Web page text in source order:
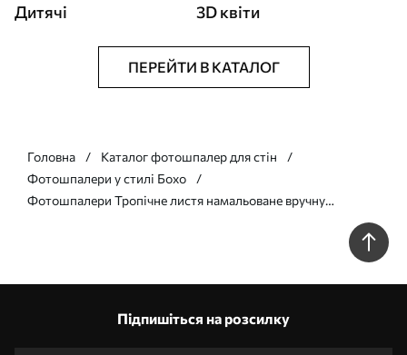
Дитячі 3D квіти
ПЕРЕЙТИ В КАТАЛОГ
Головна
Каталог фотошпалер для стін
Фотошпалери у стилі Бохо
Фотошпалери Тропічне листя намальоване вручну
Підпишіться на розсилку